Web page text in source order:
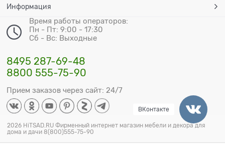
Информация
Время работы операторов:
Пн - Пт: 9:00 - 17:30
Сб - Вс: Выходные
8495 287-69-48
8800 555-75-90
Прием заказов через сайт: 24/7
2026 HiTSAD.RU Фирменный интернет магазин мебели и декора для
дома и дачи 8(800)555-75-90
ВКонтакте